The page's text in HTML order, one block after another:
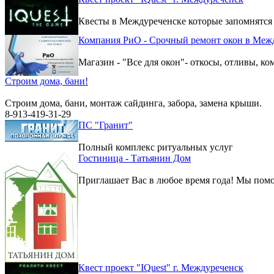
Квесты в Междуреченске которые
Компания РиО - Срочный ремонт окон в
Магазин - "Все для окон"- откосы, отливы,
Строим дома, бани!
Строим дома, бани, монтаж сайдинга, забора, замена крыши.
8-913-419-31-29
ПС "Гранит"
Полный комплекс ритуальных услуг
Гостиница - Татьянин Дом
Приглашает Вас в любое время года! Мы
Квест проект "IQuest" г. Междуреченск